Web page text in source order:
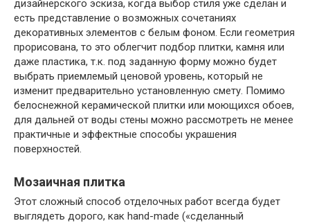
дизайнерского эскиза, когда выбор стиля уже сделан и
есть представление о возможных сочетаниях
декоративных элементов с белым фоном. Если геометрия
прорисована, то это облегчит подбор плитки, камня или
даже пластика, т.к. под заданную форму можно будет
выбрать приемлемый ценовой уровень, который не
изменит предварительно установленную смету. Помимо
белоснежной керамической плитки или моющихся обоев,
для дальней от воды стены можно рассмотреть не менее
практичные и эффектные способы украшения
поверхностей.
Мозаичная плитка
Этот сложный способ отделочных работ всегда будет
выглядеть дорого, как hand-made («сделанный